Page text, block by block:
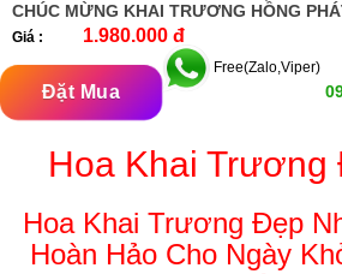
CHÚC MỪNG KHAI TRƯƠNG HỒNG
Giá : 1.980.000 đ
Đặt Mua
Free(Zalo,Viper)
Hoa Khai Trương
Hoa Khai Trương Đẹp
Hoàn Hảo Cho Ngày